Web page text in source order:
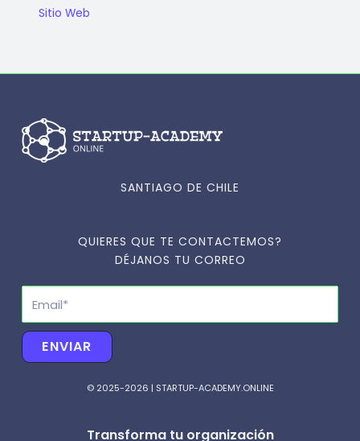
Sitio Web
SANTIAGO DE CHILE
QUIERES QUE TE CONTACTEMOS?
DÉJANOS TU CORREO
ENVIAR
© 2025-2026 | STARTUP-ACADEMY.ONLINE
Transforma tu organización